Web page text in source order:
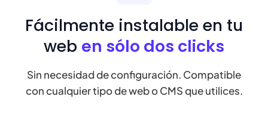
Fácilmente instalable en tu
web en sólo dos clicks
Sin necesidad de configuración. Compatible
con cualquier tipo de web o CMS que utilices.